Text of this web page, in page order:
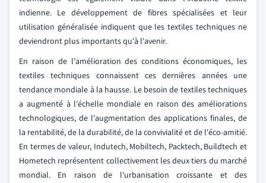
indienne. Le développement de fibres spécialisées et leur
utilisation généralisée indiquent que les textiles techniques ne
deviendront plus importants qu'à l'avenir.
En raison de l'amélioration des conditions économiques, les
textiles techniques connaissent ces dernières années une
tendance mondiale à la hausse. Le besoin de textiles techniques
a augmenté à l'échelle mondiale en raison des améliorations
technologiques, de l'augmentation des applications finales, de
la rentabilité, de la durabilité, de la convivialité et de l'éco-amitié.
En termes de valeur, Indutech, Mobiltech, Packtech, Buildtech et
Hometech représentent collectivement les deux tiers du marché
mondial. En raison de l'urbanisation croissante et des